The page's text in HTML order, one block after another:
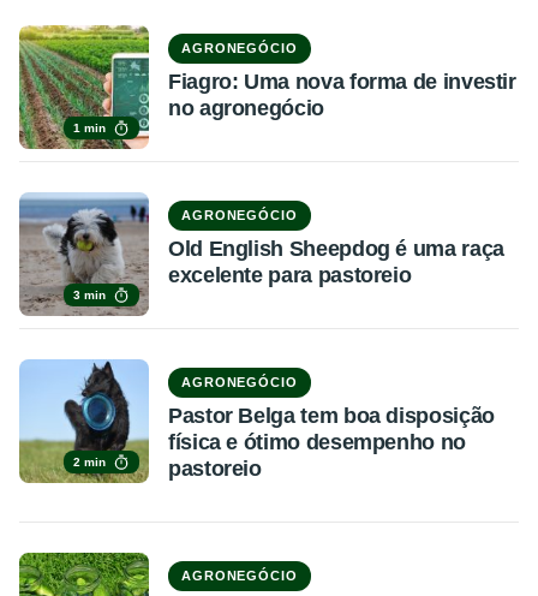
1 min
AGRONEGÓCIO
Fiagro: Uma nova forma de investir
no agronegócio
3 min
AGRONEGÓCIO
Old English Sheepdog é uma raça
excelente para pastoreio
2 min
AGRONEGÓCIO
Pastor Belga tem boa disposição
física e ótimo desempenho no
pastoreio
AGRONEGÓCIO